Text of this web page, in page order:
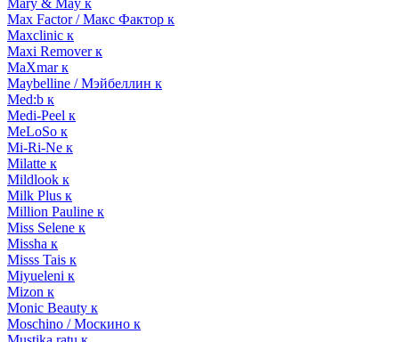
Mary & May к
Max Factor / Макс Фактор к
Maxclinic к
Maxi Remover к
MaXmar к
Maybelline / Мэйбеллин к
Med:b к
Medi-Peel к
MeLoSo к
Mi-Ri-Ne к
Milatte к
Mildlook к
Milk Plus к
Million Pauline к
Miss Selene к
Missha к
Misss Tais к
Miyueleni к
Mizon к
Monic Beauty к
Moschino / Москино к